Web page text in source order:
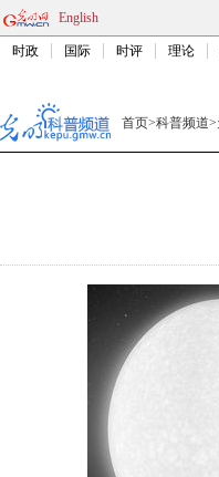
English
时政 国际 时评 理论
首页>科普频道>